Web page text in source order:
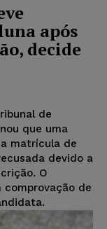
após
decide
de
que uma
matrícula de
devido a
O
comprovação de